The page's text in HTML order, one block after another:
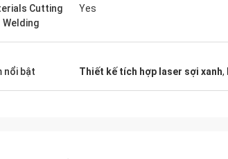
Cutting
Welding
Yes
nổi bật Thiết kế tích hợp laser sợi xanh,